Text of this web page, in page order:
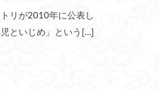
リが2010年に公表し
といじめ」という[…]